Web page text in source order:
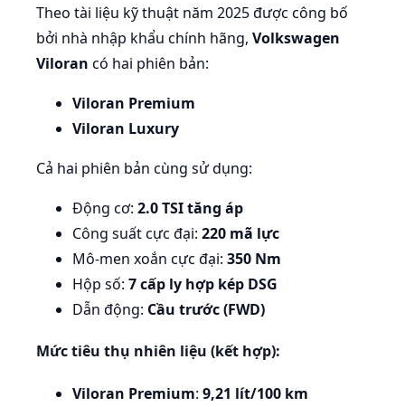
Theo tài liệu kỹ thuật năm 2025 được công bố
bởi nhà nhập khẩu chính hãng, Volkswagen
Viloran có hai phiên bản:
Viloran Premium
Viloran Luxury
Cả hai phiên bản cùng sử dụng:
Động cơ: 2.0 TSI tăng áp
Công suất cực đại: 220 mã lực
Mô-men xoắn cực đại: 350 Nm
Hộp số: 7 cấp ly hợp kép DSG
Dẫn động: Cầu trước (FWD)
Mức tiêu thụ nhiên liệu (kết hợp):
Viloran Premium: 9,21 lít/100 km